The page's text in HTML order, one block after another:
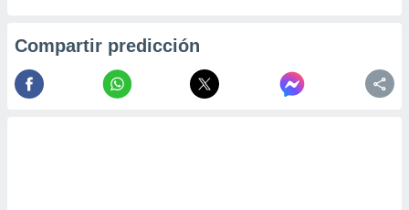
Compartir predicción